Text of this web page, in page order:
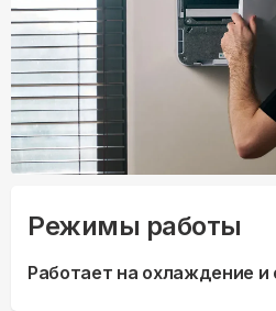
Режимы работы
Работает на охлаждение и